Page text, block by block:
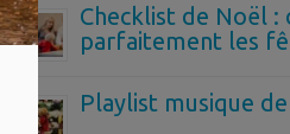
Checklist de Noël :
parfaitement les
Playlist musique